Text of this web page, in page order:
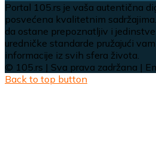
Portal 105.rs je vaša autentična
posvećena kvalitetnim
da ostane prepoznatljiv i
uredničke standarde pružajući
informacije iz svih sfera života.
© 105.rs | Sva prava zadržana |
Back to top button